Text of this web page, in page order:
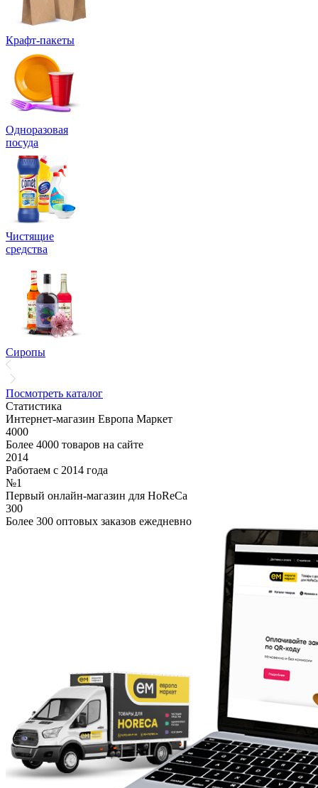
Крафт-пакеты
Одноразовая
посуда
Чистящие
средства
Сиропы
Посмотреть каталог
Статистика
Интернет-магазин Европа Маркет
4000
Более 4000 товаров на сайте
2014
Работаем с 2014 года
№1
Первый онлайн-магазин для HoReCa
300
Более 300 оптовых заказов ежедневно